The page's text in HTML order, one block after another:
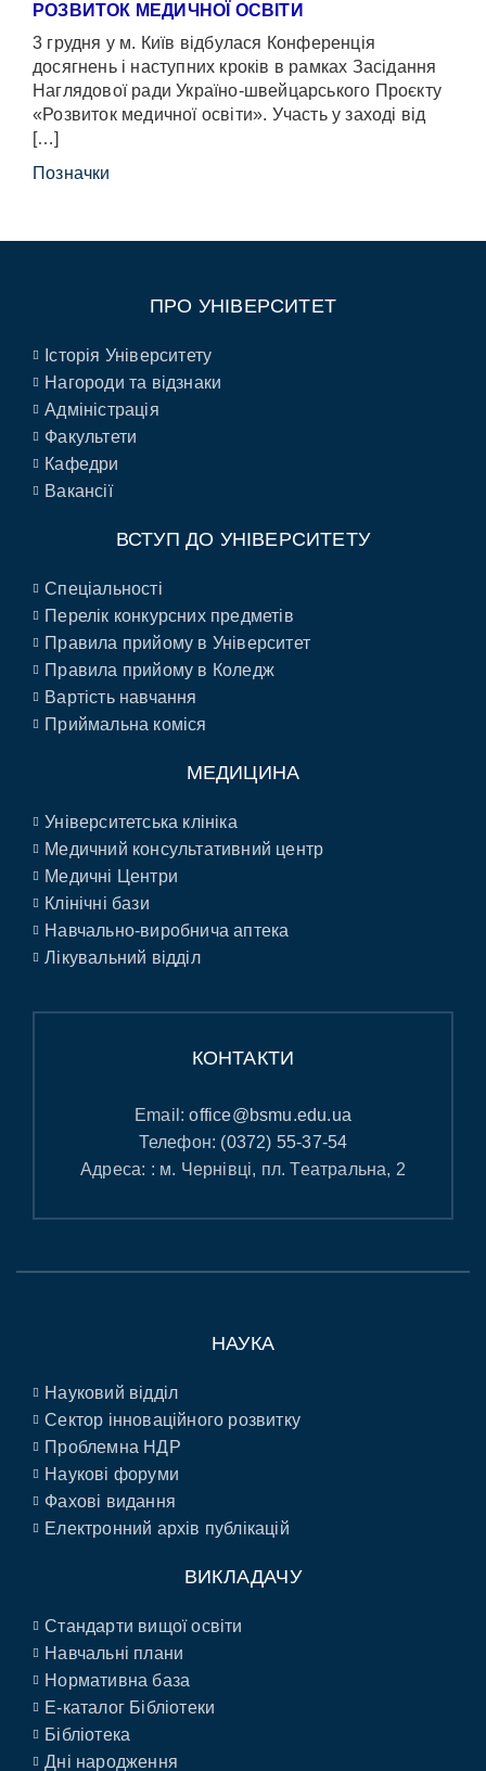
РОЗВИТОК МЕДИЧНОЇ ОСВІТИ
3 грудня у м. Київ відбулася Конференція
досягнень і наступних кроків в рамках Засідання
Наглядової ради Україно-швейцарського Проєкту
«Розвиток медичної освіти». Участь у заході від
[…]
Позначки
ПРО УНІВЕРСИТЕТ
Історія Університету
Нагороди та відзнаки
Адміністрація
Факультети
Кафедри
Вакансії
ВСТУП ДО УНІВЕРСИТЕТУ
Спеціальності
Перелік конкурсних предметів
Правила прийому в Університет
Правила прийому в Коледж
Вартість навчання
Приймальна коміся
МЕДИЦИНА
Університетська клініка
Медичний консультативний центр
Медичні Центри
Клінічні бази
Навчально-виробнича аптека
Лікувальний відділ
КОНТАКТИ
Email:office@bsmu.edu.ua
Телефон: (0372) 55-37-54
Адреса: : м. Чернівці, пл. Театральна, 2
НАУКА
Науковий відділ
Сектор інноваційного розвитку
Проблемна НДР
Наукові форуми
Фахові видання
Електронний архів публікацій
ВИКЛАДАЧУ
Стандарти вищої освіти
Навчальні плани
Нормативна база
E-каталог Бібліотеки
Бібліотека
Дні народження